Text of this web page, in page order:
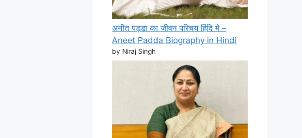
अनीत पड्डा का जीवन परिचय हिंदि मे –
Aneet Padda Biography in Hindi
by Niraj Singh